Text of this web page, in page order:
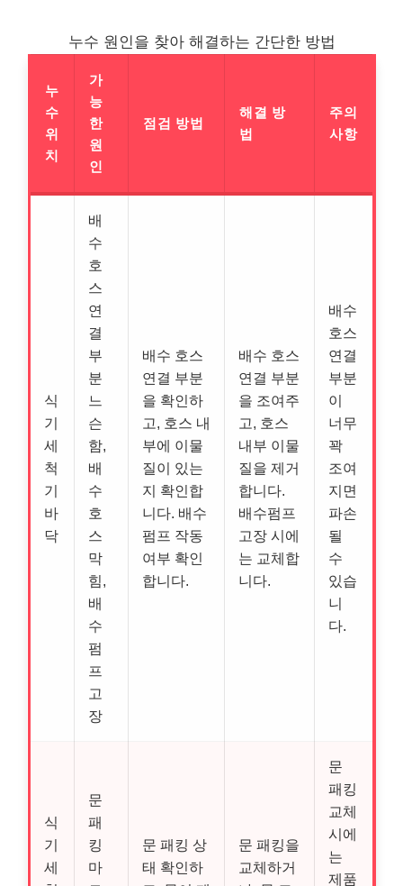
누수 원인을 찾아 해결하는 간단한 방법
누
수
위
치
가
능
한
원
인
점검 방법
해결 방
법
주의
사항
식
기
세
척
기
바
닥
배
수
호
스
연
결
부
분
느
슨
함,
배
수
호
스
막
힘,
배
수
펌
프
고
장
배수 호스
연결 부분
을 확인하
고, 호스 내
부에 이물
질이 있는
지 확인합
니다. 배수
펌프 작동
여부 확인
합니다.
배수 호스
연결 부분
을 조여주
고, 호스
내부 이물
질을 제거
합니다.
배수펌프
고장 시에
는 교체합
니다.
배수
호스
연결
부분
이
너무
꽉
조여
지면
파손
될
수
있습
니
다.
식
기
세
문
패
킹
마
문 패킹 상
태 확인하
문 패킹을
교체하거
문
패킹
교체
시에
는
제품